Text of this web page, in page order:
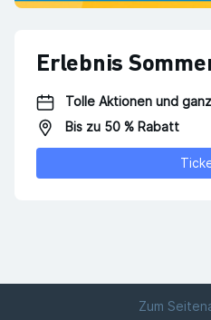
Erlebnis
Tolle Aktionen und
Bis zu 50 % Rabatt
Zum